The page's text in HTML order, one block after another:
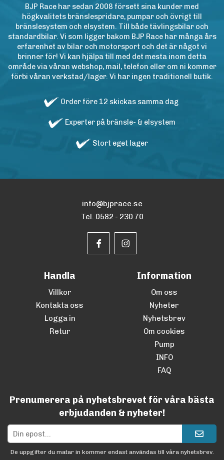
BJP Race har sedan 2008 försett sina kunder med
högkvalitets bränslespridare, pumpar och övrigt till
bränslesystem och elsystem. Till både tävlingsbilar och
standardbilar. Vi som ligger bakom BJP Race har många års
erfarenhet av bilar och motorsport och det är något vi
brinner för! Vi kan hjälpa till med det mesta inom detta
område via våran webshop, mail, telefon eller om ni kommer
förbi våran verkstad/lager. Vi har ingen traditionell butik.
Order före 12 skickas samma dag
Experter på bränsle- & elsystem
Stort eget lager
info@bjprace.se
Tel. 0582 - 230 70
Handla
Villkor
Kontakta oss
Logga in
Retur
Information
Om oss
Nyheter
Nyhetsbrev
Om cookies
Pump
INFO
FAQ
Prenumerera på nyhetsbrevet för våra bästa
erbjudanden & nyheter!
De uppgifter du matar in kommer endast användas till våra nyhetsbrev.